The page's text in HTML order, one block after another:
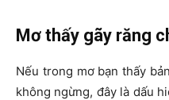
Mơ thấy gãy răng
Nếu trong mơ bạn thấy
không ngừng, đây là dấu